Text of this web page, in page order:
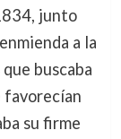
junto
a la
buscaba
favorecían
su firme